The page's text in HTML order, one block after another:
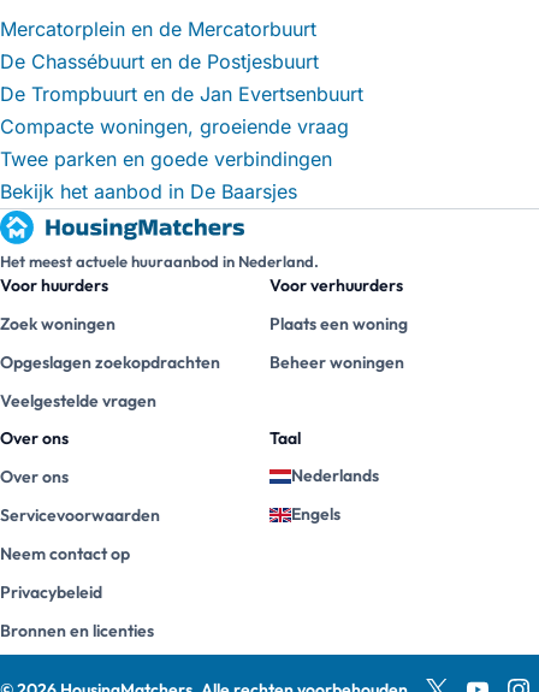
Mercatorplein en de Mercatorbuurt
De Chassébuurt en de Postjesbuurt
De Trompbuurt en de Jan Evertsenbuurt
Compacte woningen, groeiende vraag
Twee parken en goede verbindingen
Bekijk het aanbod in De Baarsjes
Het meest actuele huuraanbod in Nederland.
Voor huurders
Zoek woningen
Opgeslagen zoekopdrachten
Veelgestelde vragen
Voor verhuurders
Plaats een woning
Beheer woningen
Over ons
Over ons
Servicevoorwaarden
Neem contact op
Privacybeleid
Bronnen en licenties
Taal
Nederlands
Engels